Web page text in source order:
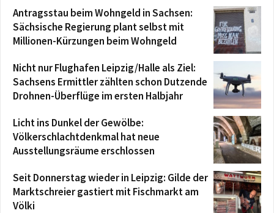
Antragsstau beim Wohngeld in Sachsen:
Sächsische Regierung plant selbst mit
Millionen-Kürzungen beim Wohngeld
Nicht nur Flughafen Leipzig/Halle als Ziel:
Sachsens Ermittler zählten schon Dutzende
Drohnen-Überflüge im ersten Halbjahr
Licht ins Dunkel der Gewölbe:
Völkerschlachtdenkmal hat neue
Ausstellungsräume erschlossen
Seit Donnerstag wieder in Leipzig: Gilde der
Marktschreier gastiert mit Fischmarkt am
Völki